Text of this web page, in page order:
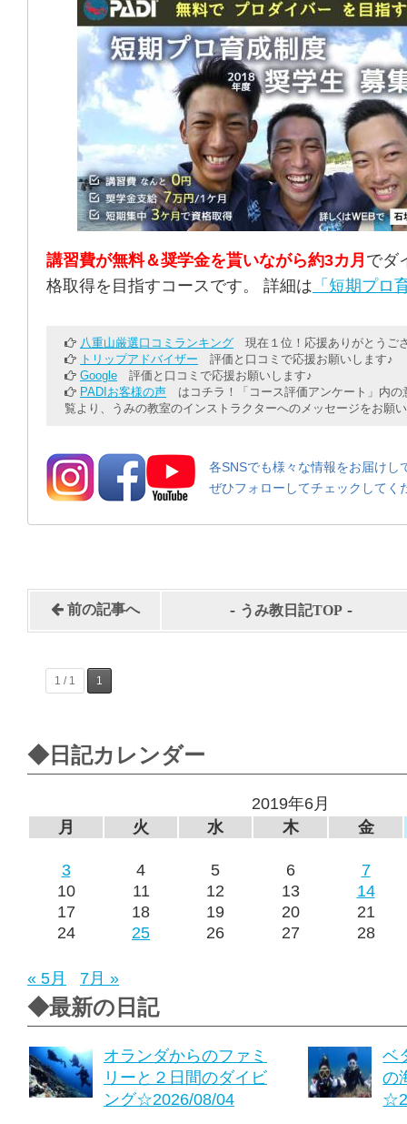
講習費が無料＆奨学金を貰いながら約3カ月 でダ
格取得を目指すコースです。 詳細は 「短期プロ
八重山厳選口コミランキング 現在１位！応援ありがとうご
トリップアドバイザー 評価と口コミで応援お願いします♪
Google 評価と口コミで応援お願いします♪
PADIお客様の声 はコチラ！「コース評価アンケート」内の
覧より、うみの教室のインストラクターへのメッセージをお願
各SNSでも様々な情報をお届けし
ぜひフォローしてチェックしてく
前の記事へ - うみ教日記TOP -
1 / 1 1
◆日記カレンダー
2019年6月
月
火 水 木 金
3 4 5 6
7
10
11 12 13
14
17
18 19 20
21
24
25 26 27 28
« 5月 7月 »
◆最新の日記
オランダからのファミ
リーと２日間のダイビ
ング☆2026/08/04
ベ
の